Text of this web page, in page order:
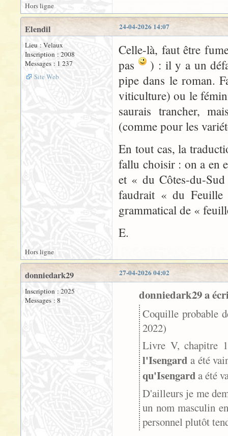
Hors ligne
24-04-2026 14:07
Elendil
Lieu : Velaux
Inscription : 2008
Messages : 1 237
Site Web
Celle-là, faut être
pas
) : il y a un
pipe dans le roman.
viticulture) ou le
saurais trancher,
(comme pour les
En tout cas, la
fallu choisir : on a en
et « du Côtes-du-
faudrait « du Feuille
grammatical de «
E.
Hors ligne
27-04-2026 04:02
donniedark29
Inscription : 2025
Messages : 8
donniedark29 a
Coquille probable
2022)
Livre V, chapitre
l'Isengard a été
qu'Isengarda été
D'ailleurs je me
un nom masculin
personnel plutôt